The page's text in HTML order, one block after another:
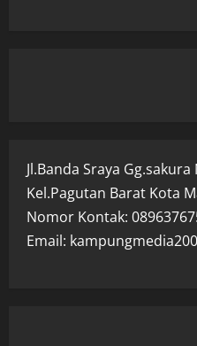
Jl.Banda Sraya
Kel.Pagutan Barat Kota
Nomor Kontak:
Email: